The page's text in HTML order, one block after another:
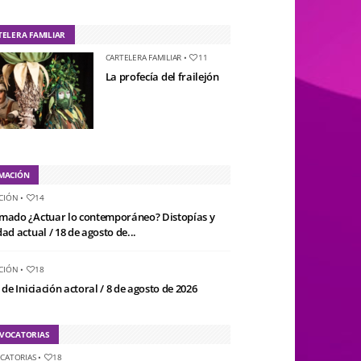
FAMILIAR
CARTELERA FAMILIAR • 11
La profecía del frailejón
• 14
¿Actuar lo contemporáneo? Distopías y
actual / 18 de agosto de...
• 18
Iniciación actoral / 8 de agosto de 2026
• 18